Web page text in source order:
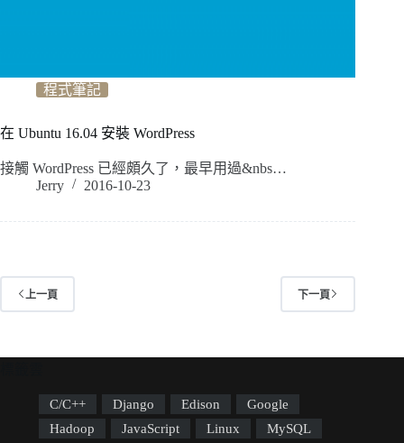
程式筆記
在 Ubuntu 16.04 安裝 WordPress
接觸 WordPress 已經頗久了，最早用過&nbs…
Jerry
2016-10-23
上一頁 下一頁
C/C++ Django Edison
Google
Hadoop
JavaScript Linux
MySQL